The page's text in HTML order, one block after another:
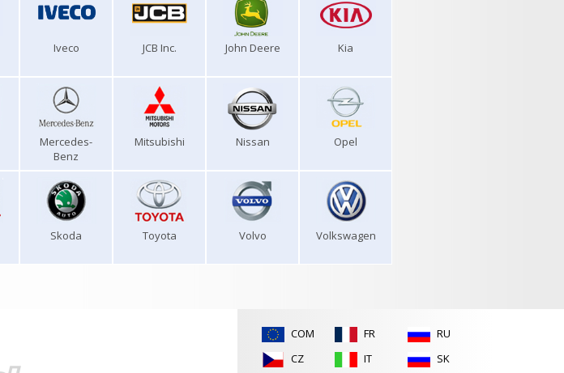
Iveco JCB Inc. John Deere Kia
Mercedes-
Benz
Mitsubishi Nissan Opel
Skoda Toyota Volvo Volkswagen
COM
CZ
FR
IT
RU
SK